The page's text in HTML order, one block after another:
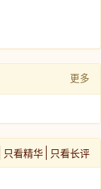
更多
只看精华 只看长评